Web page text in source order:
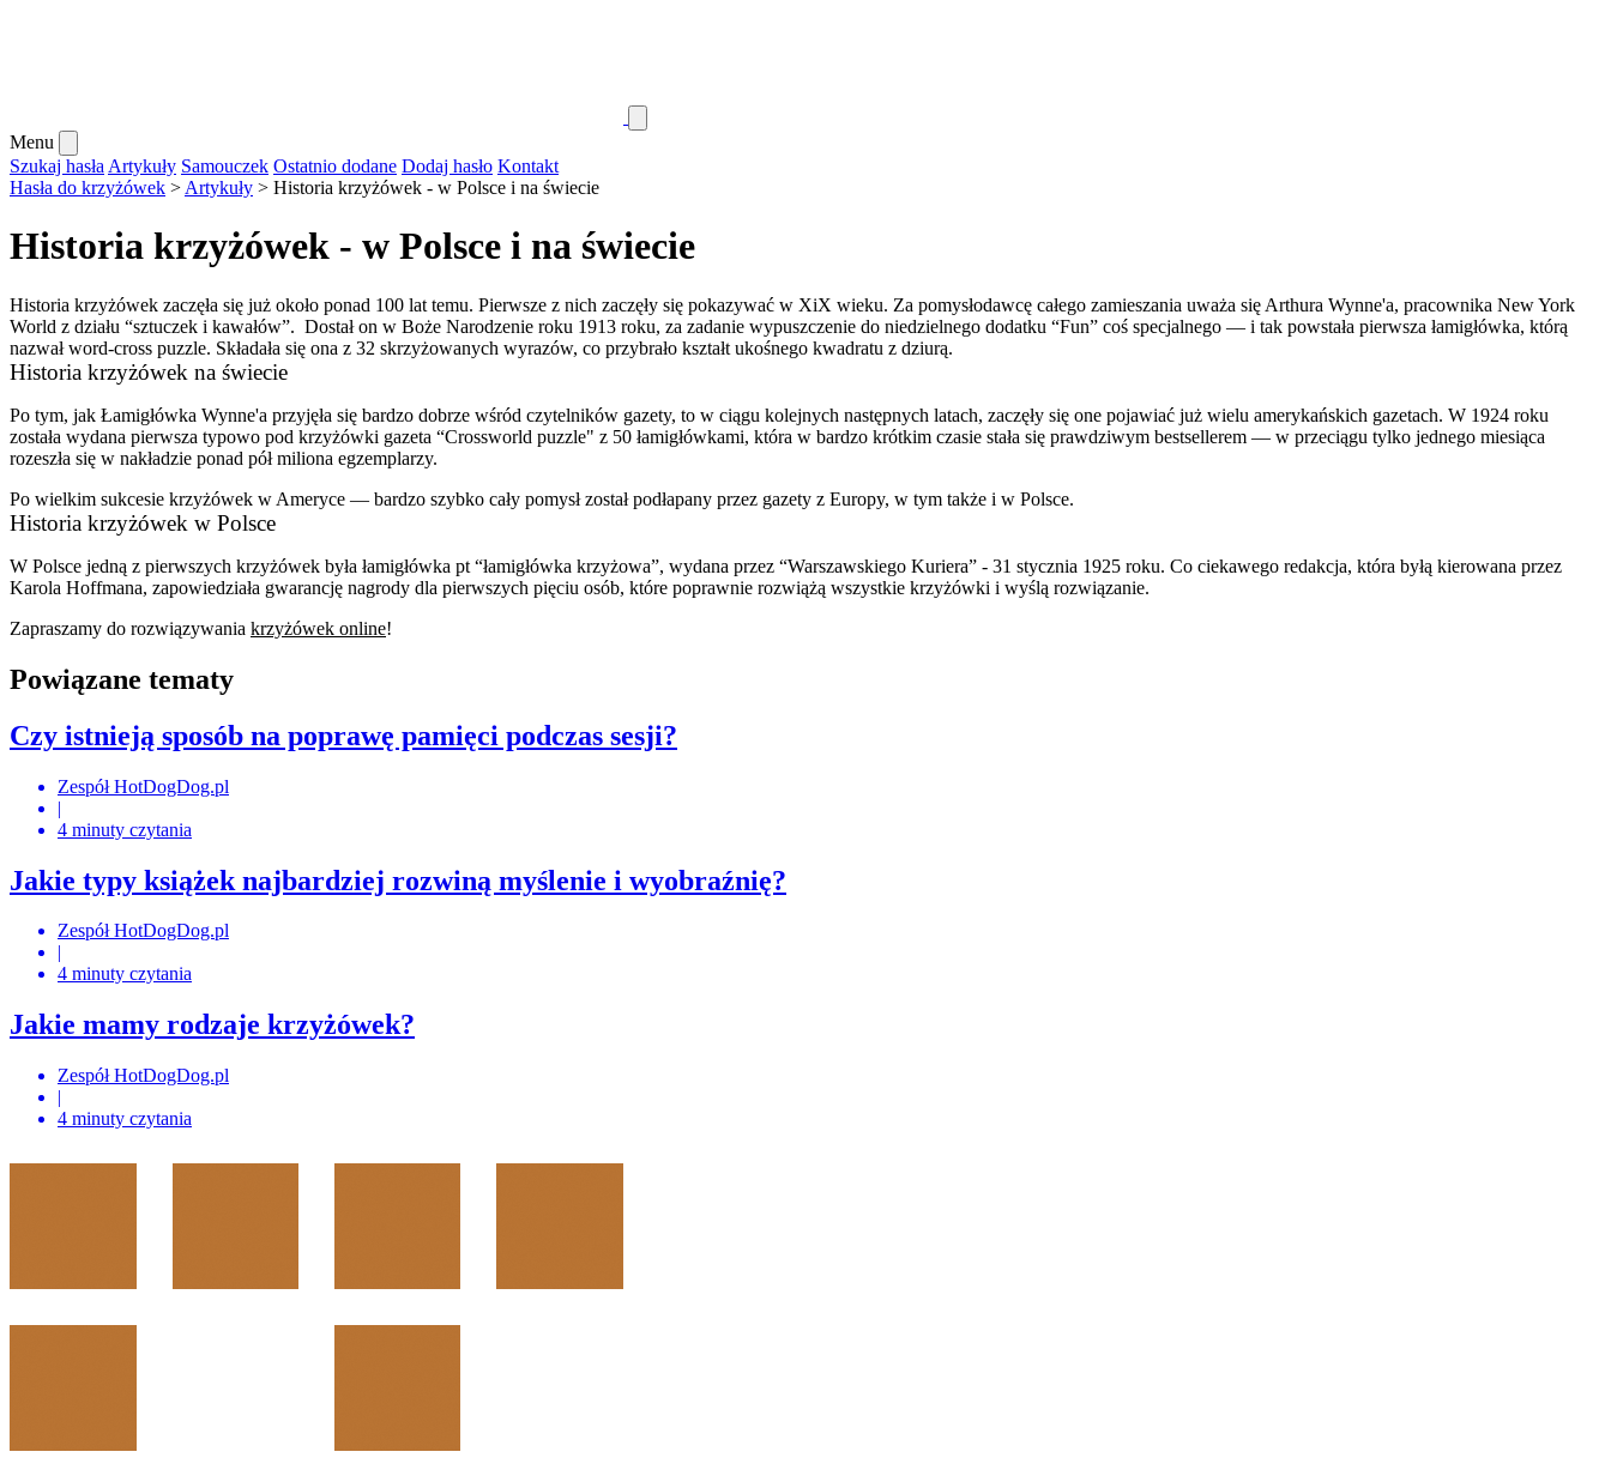
Menu
Szukaj hasła Artykuły Samouczek Ostatnio dodane Dodaj hasło Kontakt
Hasła do krzyżówek > Artykuły > Historia krzyżówek - w Polsce i na świecie
Historia krzyżówek - w Polsce i na świecie
Historia krzyżówek zaczęła się już około ponad 100 lat temu. Pierwsze z nich zaczęły się pokazywać w XiX wieku. Za pomysłodawcę całego zamieszania uważa się Arthura Wynne'a, pracownika New York
World z działu “sztuczek i kawałów”. Dostał on w Boże Narodzenie roku 1913 roku, za zadanie wypuszczenie do niedzielnego dodatku “Fun” coś specjalnego — i tak powstała pierwsza łamigłówka, którą
nazwał word-cross puzzle. Składała się ona z 32 skrzyżowanych wyrazów, co przybrało kształt ukośnego kwadratu z dziurą.
Historia krzyżówek na świecie
Po tym, jak Łamigłówka Wynne'a przyjęła się bardzo dobrze wśród czytelników gazety, to w ciągu kolejnych następnych latach, zaczęły się one pojawiać już wielu amerykańskich gazetach. W 1924 roku
została wydana pierwsza typowo pod krzyżówki gazeta “Crossworld puzzle" z 50 łamigłówkami, która w bardzo krótkim czasie stała się prawdziwym bestsellerem — w przeciągu tylko jednego miesiąca
rozeszła się w nakładzie ponad pół miliona egzemplarzy.
Po wielkim sukcesie krzyżówek w Ameryce — bardzo szybko cały pomysł został podłapany przez gazety z Europy, w tym także i w Polsce.
Historia krzyżówek w Polsce
W Polsce jedną z pierwszych krzyżówek była łamigłówka pt “łamigłówka krzyżowa”, wydana przez “Warszawskiego Kuriera” - 31 stycznia 1925 roku. Co ciekawego redakcja, która byłą kierowana przez
Karola Hoffmana, zapowiedziała gwarancję nagrody dla pierwszych pięciu osób, które poprawnie rozwiążą wszystkie krzyżówki i wyślą rozwiązanie.
Zapraszamy do rozwiązywania krzyżówek online!
Powiązane tematy
Czy istnieją sposób na poprawę pamięci podczas sesji?
Zespół HotDogDog.pl
|
4 minuty czytania
Jakie typy książek najbardziej rozwiną myślenie i wyobraźnię?
Zespół HotDogDog.pl
|
4 minuty czytania
Jakie mamy rodzaje krzyżówek?
Zespół HotDogDog.pl
|
4 minuty czytania